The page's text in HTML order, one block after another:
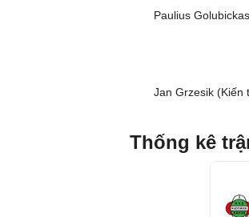
Paulius
Jan Grzesik (Kiến
Thống kê